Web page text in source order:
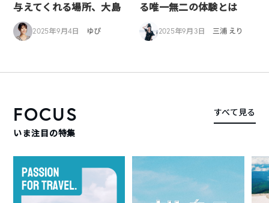
与えてくれる場所、大島
2025年9月4日 ゆぴ
る唯一無二の体験とは
2025年9月3日 三浦 えり
FOCUS
いま注目の特集
すべて見る